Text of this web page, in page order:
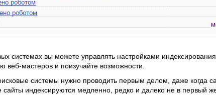
системах вы можете управлять настройками
мастеров и поизучайте возможности.
системы нужно проводить первым делом, даже когда
сайты индексируются медленно, редко и далеко не в первый